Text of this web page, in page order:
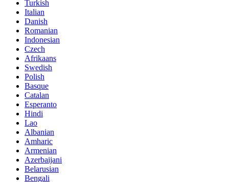
Turkish
Italian
Danish
Romanian
Indonesian
Czech
Afrikaans
Swedish
Polish
Basque
Catalan
Esperanto
Hindi
Lao
Albanian
Amharic
Armenian
Azerbaijani
Belarusian
Bengali